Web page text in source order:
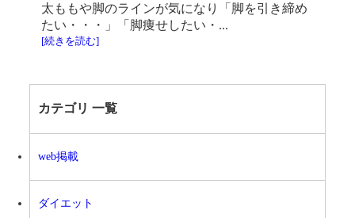
太ももや脚のラインが気になり「脚を引き締め
たい・・・」「脚痩せしたい・...
[続きを読む]
カテゴリ 一覧
web掲載
ダイエット